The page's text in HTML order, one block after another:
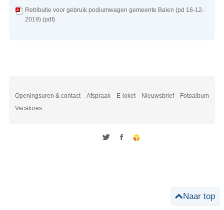
Openingsuren & contact Afspraak E-loket Nieuwsbrief
Fotoalbum
Vacatures
Retributie voor gebruik podiumwagen gemeente Balen (pd 16-12-
2019) (pdf)
Naar top